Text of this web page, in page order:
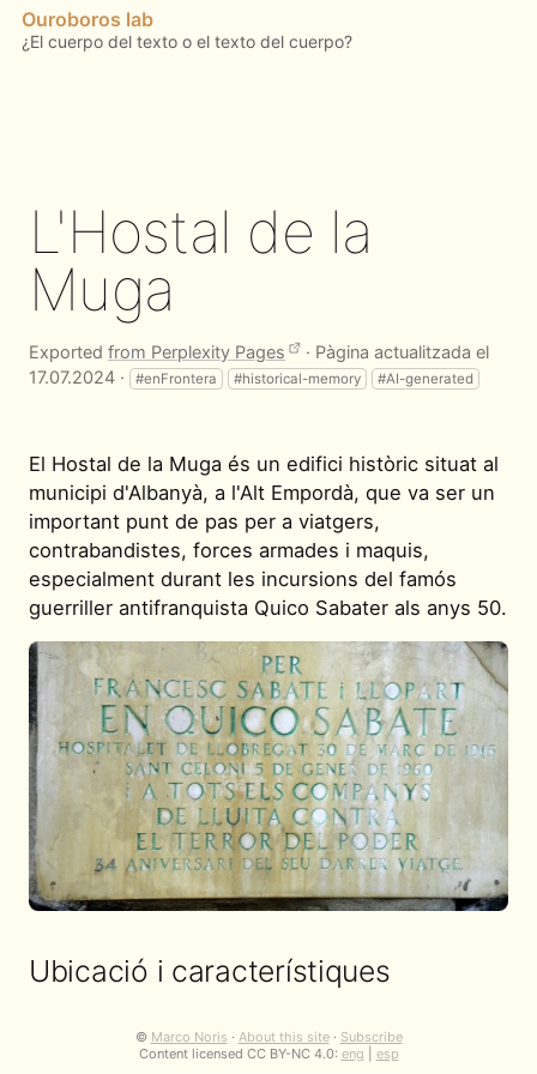
Ouroboros lab
L'Hostal de la
Muga
Exported from Perplexity Pages
· Pàgina actualitzada el
17.07.2024 ·
#enFrontera #historical-memory #AI-generated
El Hostal de la Muga és un edifici històric situat al
municipi d'Albanyà, a l'Alt Empordà, que va ser un
important punt de pas per a viatgers,
contrabandistes, forces armades i maquis,
especialment durant les incursions del famós
guerriller antifranquista Quico Sabater als anys 50.
Ubicació i característiques
L'Hostal de la Muga es troba en una ubicació
aïllada a 722 metres d'altitud, molt a prop de la
© Marco Noris · About this site· Subscribe
Content licensed CC BY-NC 4.0: eng esp